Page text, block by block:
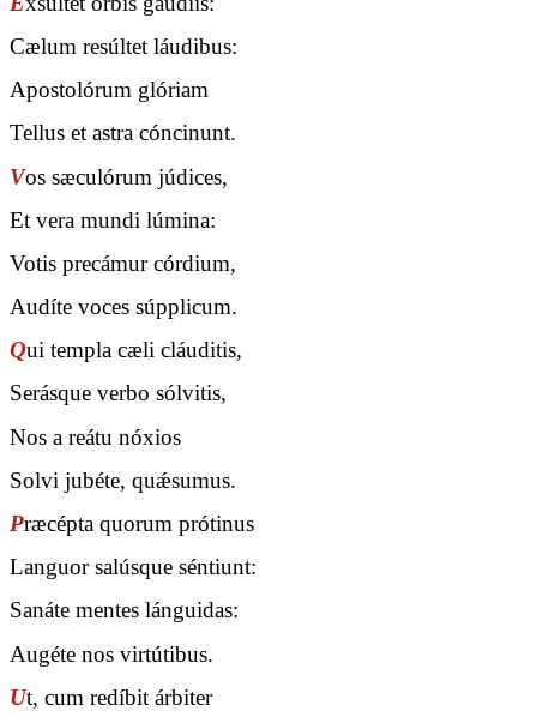
Cælum resúltet láudibus:
Apostolórum glóriam
Tellus et astra cóncinunt.
Vos sæculórum júdices,
Et vera mundi lúmina:
Votis precámur córdium,
Audíte voces súpplicum.
Qui templa cæli cláuditis,
Serásque verbo sólvitis,
Nos a reátu nóxios
Solvi jubéte, quǽsumus.
Præcépta quorum prótinus
Languor salúsque séntiunt:
Sanáte mentes lánguidas:
Augéte nos virtútibus.
Ut, cum redíbit árbiter